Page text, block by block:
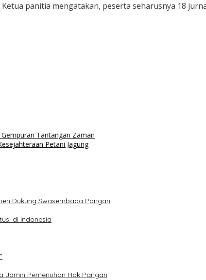
panitia mengatakan, peserta seharusnya 18
Tantangan Zaman
Petani Jagung
Dukung Swasembada Pangan
di Indonesia
Jamin Pemenuhan Hak Pangan